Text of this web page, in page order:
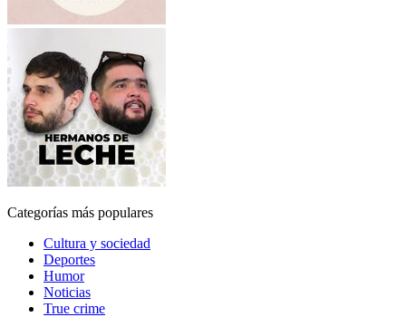
Categorías más populares
Cultura y sociedad
Deportes
Humor
Noticias
True crime